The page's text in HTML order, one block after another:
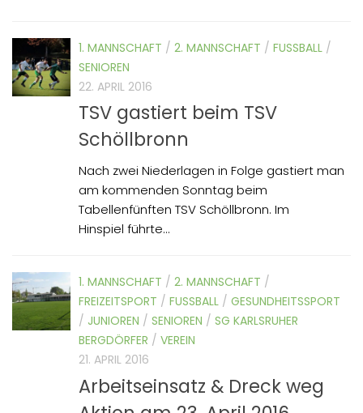
1. MANNSCHAFT / 2. MANNSCHAFT / FUSSBALL /
SENIOREN
22. APRIL 2016
TSV gastiert beim TSV
Schöllbronn
Nach zwei Niederlagen in Folge gastiert man
am kommenden Sonntag beim
Tabellenfünften TSV Schöllbronn. Im
Hinspiel führte...
1. MANNSCHAFT / 2. MANNSCHAFT /
FREIZEITSPORT / FUSSBALL / GESUNDHEITSSPORT
/ JUNIOREN / SENIOREN / SG KARLSRUHER
BERGDÖRFER / VEREIN
21. APRIL 2016
Arbeitseinsatz & Dreck weg